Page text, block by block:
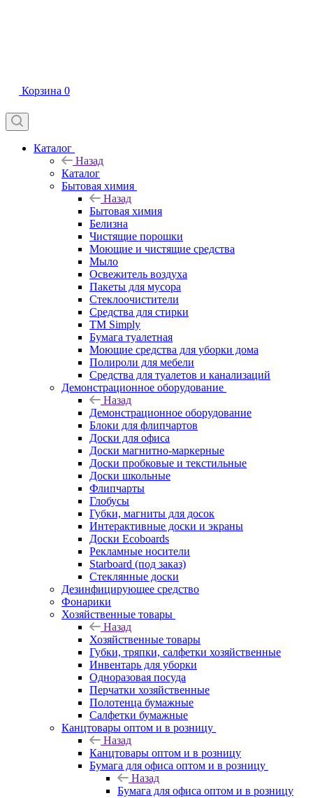
Корзина 0
Каталог
Назад
Каталог
Бытовая химия
Назад
Бытовая химия
Белизна
Чистящие порошки
Моющие и чистящие средства
Мыло
Освежитель воздуха
Пакеты для мусора
Стеклоочистители
Средства для стирки
TM Simply
Бумага туалетная
Моющие средства для уборки дома
Полироли для мебели
Средства для туалетов и канализаций
Демонстрационное оборудование
Назад
Демонстрационное оборудование
Блоки для флипчартов
Доски для офиса
Доски магнитно-маркерные
Доски пробковые и текстильные
Доски школьные
Флипчарты
Глобусы
Губки, магниты для досок
Интерактивные доски и экраны
Доски Ecoboards
Рекламные носители
Starboard (под заказ)
Стеклянные доски
Дезинфицирующее средство
Фонарики
Хозяйственные товары
Назад
Хозяйственные товары
Губки, тряпки, салфетки хозяйственные
Инвентарь для уборки
Одноразовая посуда
Перчатки хозяйственные
Полотенца бумажные
Салфетки бумажные
Канцтовары оптом и в розницу
Назад
Канцтовары оптом и в розницу
Бумага для офиса оптом и в розницу
Назад
Бумага для офиса оптом и в розницу